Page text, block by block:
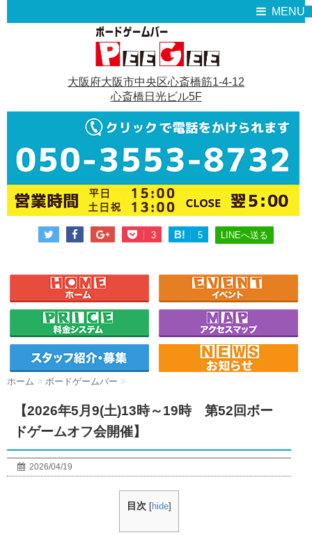
MENU
大阪府大阪市中央区心斎橋筋1-4-12
心斎橋日光ビル5F
3 B! 5 LINEへ送る
ホーム > ボードゲームバー >
【2026年5月9(土)13時～19時 第52回ボー
ドゲームオフ会開催】
2026/04/19
目次 [hide]